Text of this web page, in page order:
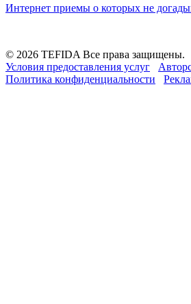
Интернет приемы о которых не
© 2026 TEFIDA Все права защищены.
Условия предоставления услуг
Политика конфиденциальности